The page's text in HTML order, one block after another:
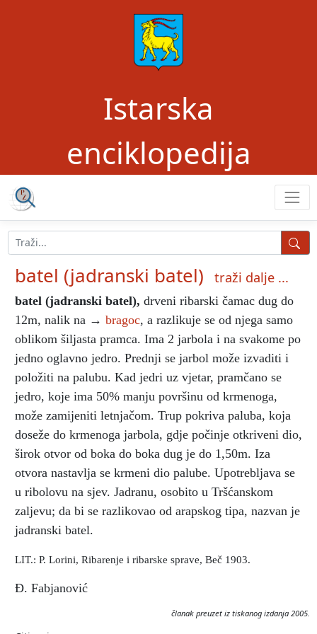
Istarska
enciklopedija
batel (jadranski batel) traži dalje ...
batel (jadranski batel), drveni ribarski čamac dug do
12m, nalik na → bragoc, a razlikuje se od njega samo
oblikom šiljasta pramca. Ima 2 jarbola i na svakome po
jedno oglavno jedro. Prednji se jarbol može izvaditi i
položiti na palubu. Kad jedri uz vjetar, pramčano se
jedro, koje ima 50% manju površinu od krmenoga,
može zamijeniti letnjačom. Trup pokriva paluba, koja
doseže do krmenoga jarbola, gdje počinje otkriveni dio,
širok otvor od boka do boka dug je do 1,50m. Iza
otvora nastavlja se krmeni dio palube. Upotrebljava se
u ribolovu na sjev. Jadranu, osobito u Tršćanskom
zaljevu; da bi se razlikovao od arapskog tipa, nazvan je
jadranski batel.
LIT.: P. Lorini, Ribarenje i ribarske sprave, Beč 1903.
Đ. Fabjanović
članak preuzet iz tiskanog izdanja 2005.